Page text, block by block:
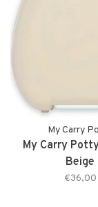
My Carry
My Carry
Beige
€36,00